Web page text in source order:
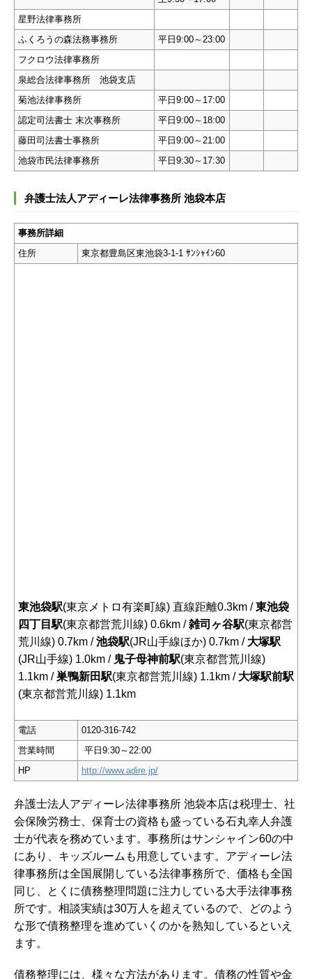
星野法律事務所
ふくろうの森法務事務所
平日9:00～23:00
フクロウ法律事務所
泉総合法律事務所 池袋支店
菊池法律事務所
平日9:00～17:00
認定司法書士 末次事務所
平日9:00～18:00
藤田司法書士事務所
平日9:00～21:00
池袋市民法律事務所
平日9:30～17:30
弁護士法人アディーレ法律事務所 池袋本店
事務所詳細
住所
東京都豊島区東池袋3-1-1 ｻﾝｼｬｲﾝ60
東池袋駅(東京メトロ有楽町線) 直線距離0.3km /東池袋
四丁目駅(東京都営荒川線) 0.6km /雑司ヶ谷駅(東京都営
荒川線) 0.7km /池袋駅(JR山手線ほか) 0.7km / 大塚駅
(JR山手線) 1.0km / 鬼子母神前駅(東京都営荒川線)
1.1km /巣鴨新田駅(東京都営荒川線) 1.1km / 大塚駅前駅
(東京都営荒川線) 1.1km
電話
0120-316-742
営業時間
平日9:30～22:00
HP
http://www.adire.jp/
弁護士法人アディーレ法律事務所 池袋本店は税理士、社
会保険労務士、保育士の資格も盛っている石丸幸人弁護
士が代表を務めています。事務所はサンシャイン60の中
にあり、キッズルームも用意しています。アディーレ法
律事務所は全国展開している法律事務所で、価格も全国
同じ、とくに債務整理問題に注力している大手法律事務
所です。相談実績は30万人を超えているので、どのよう
な形で債務整理を進めていくのかを熟知しているといえ
ます。
債務整理には、様々な方法があります。債務の性質や金